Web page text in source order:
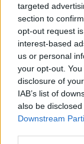
targeted
section to
opt-out request
interest-based
us or personal
your opt-out.
disclosure of
IAB’s list of
also be
Downstream
Románia más
Partiumban is
csökkenése a
gazdasági
százalékkal
Krónika című
oldalára